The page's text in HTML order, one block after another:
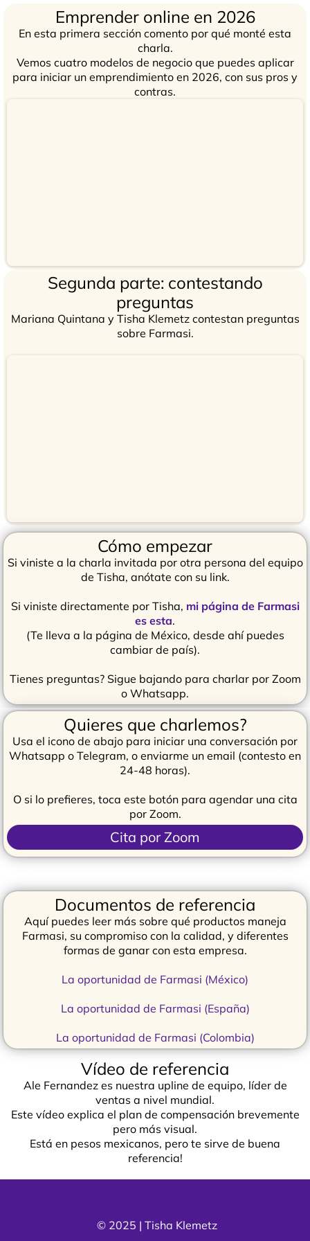
Emprender online en 2026
En esta primera sección comento por qué monté esta
charla.
Vemos cuatro modelos de negocio que puedes aplicar
para iniciar un emprendimiento en 2026, con sus pros y
contras.
Segunda parte: contestando
preguntas
Mariana Quintana y Tisha Klemetz contestan preguntas
sobre Farmasi.
Cómo empezar
Si viniste a la charla invitada por otra persona del equipo
de Tisha, anótate con su link.
Si viniste directamente por Tisha, mi página de Farmasi
es esta.
(Te lleva a la página de México, desde ahí puedes
cambiar de país).
Tienes preguntas? Sigue bajando para charlar por Zoom
o Whatsapp.
Quieres que charlemos?
Usa el icono de abajo para iniciar una conversación por
Whatsapp o Telegram, o enviarme un email (contesto en
24-48 horas).
O si lo prefieres, toca este botón para agendar una cita
por Zoom.
Cita por Zoom
Documentos de referencia
Aquí puedes leer más sobre qué productos maneja
Farmasi, su compromiso con la calidad, y diferentes
formas de ganar con esta empresa.
La oportunidad de Farmasi (México)
La oportunidad de Farmasi (España)
La oportunidad de Farmasi (Colombia)
Vídeo de referencia
Ale Fernandez es nuestra upline de equipo, líder de
ventas a nivel mundial.
Este vídeo explica el plan de compensación brevemente
pero más visual.
Está en pesos mexicanos, pero te sirve de buena
referencia!
© 2025 | Tisha Klemetz